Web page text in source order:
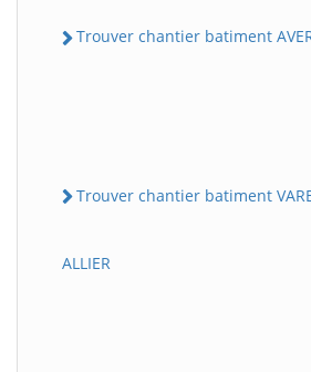
Trouver chantier batiment
Trouver chantier batiment
ALLIER